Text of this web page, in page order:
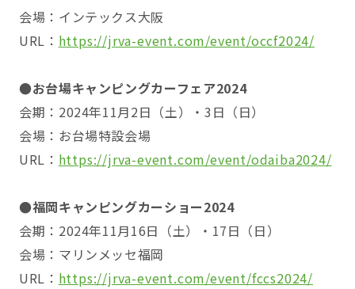
会場：インテックス大阪
URL： https://jrva-event.com/event/occf2024/
●お台場キャンピングカーフェア2024
会期：2024年11月2日（土）・3日（日）
会場：お台場特設会場
URL： https://jrva-event.com/event/odaiba2024/
●福岡キャンピングカーショー2024
会期：2024年11月16日（土）・17日（日）
会場：マリンメッセ福岡
URL： https://jrva-event.com/event/fccs2024/